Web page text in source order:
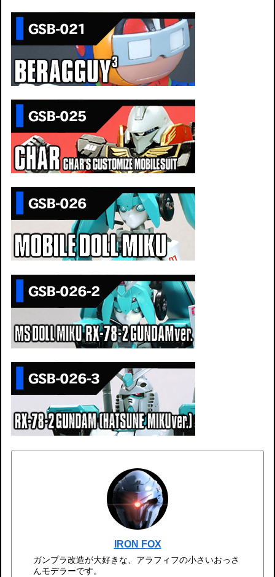
IRON FOX
ガンプラ改造が大好きな、アラフィフの小さいおっさ
んモデラーです。